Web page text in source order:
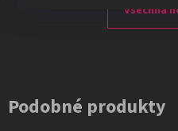
Všechna
Podobné produkty